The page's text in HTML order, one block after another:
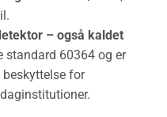
– også kaldet
standard 60364 og er
beskyttelse for